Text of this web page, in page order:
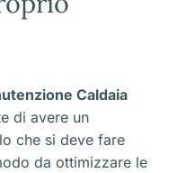
Caldaia
di avere un
che si deve fare
da ottimizzare le